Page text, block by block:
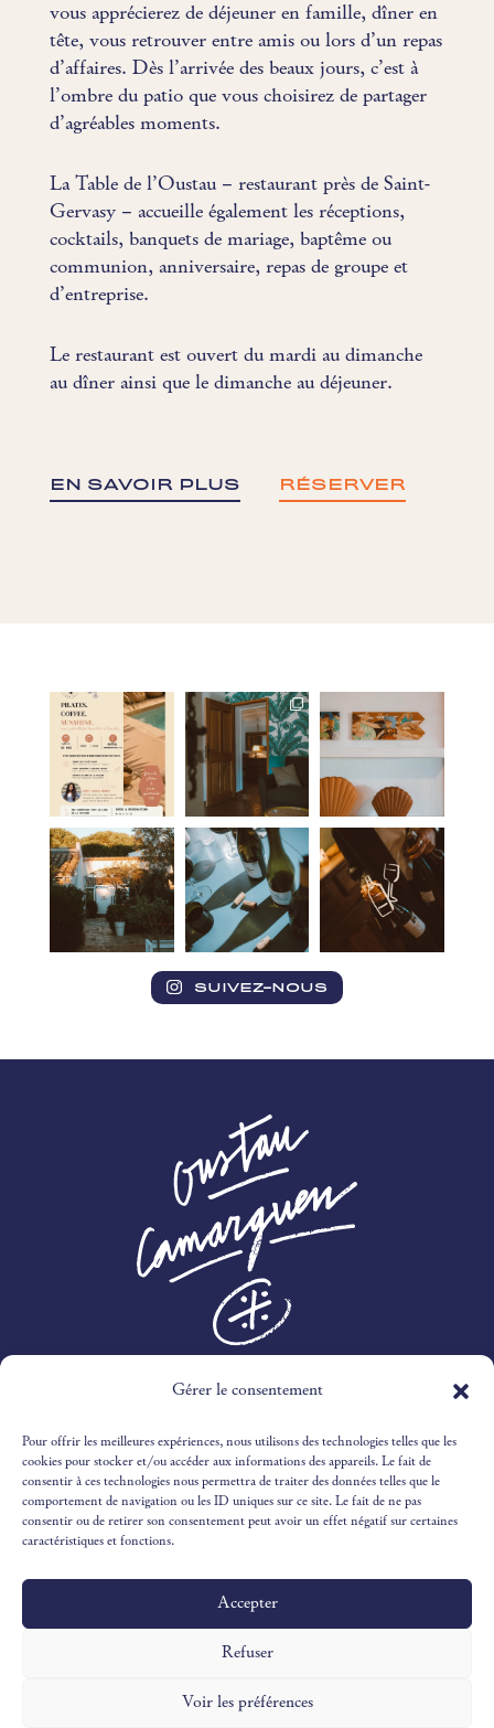
Gérer le consentement
Pour offrir les meilleures expériences, nous utilisons des technologies telles que les
cookies pour stocker et/ou accéder aux informations des appareils. Le fait de
consentir à ces technologies nous permettra de traiter des données telles que le
comportement de navigation ou les ID uniques sur ce site. Le fait de ne pas
consentir ou de retirer son consentement peut avoir un effet négatif sur certaines
caractéristiques et fonctions.
Accepter
Refuser
Voir les préférences
vous apprécierez de déjeuner en famille, dîner en
tête, vous retrouver entre amis ou lors d’un repas
d’affaires. Dès l’arrivée des beaux jours, c’est à
l’ombre du patio que vous choisirez de partager
d’agréables moments.
La Table de l’Oustau – restaurant près de Saint-
Gervasy – accueille également les réceptions,
cocktails, banquets de mariage, baptême ou
communion, anniversaire, repas de groupe et
d’entreprise.
Le restaurant est ouvert du mardi au dimanche
au dîner ainsi que le dimanche au déjeuner.
EN SAVOIR PLUS RÉSERVER
SUIVEZ-NOUS
3 RTE DES MARINES,
04 66 51 51 65
RECEPTION@OUSTAUCAMARGUEN.COM
Design & Illustrations par©Victoria Ivaldy Studio
Développement par©Pantastic Studio